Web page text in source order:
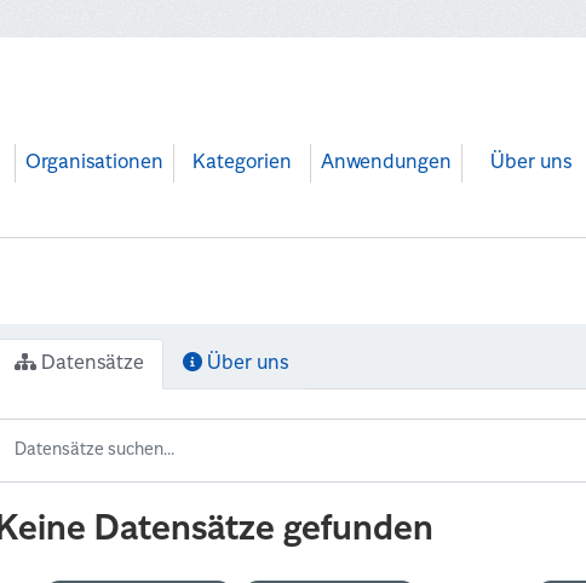
Organisationen Kategorien Anwendungen Über uns
Datensätze Über uns
Keine Datensätze gefunden